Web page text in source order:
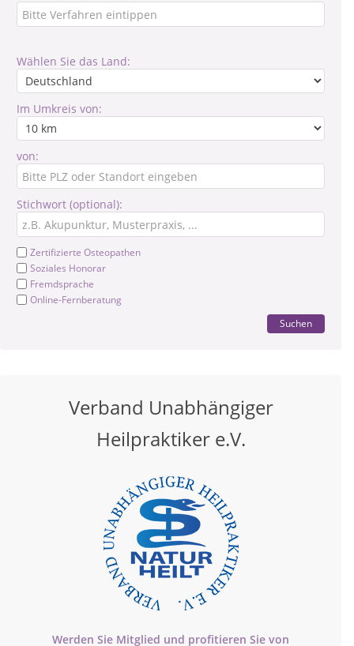
Wählen Sie das Land:
Im Umkreis von:
von:
Stichwort (optional):
Zertifizierte Osteopathen
Soziales Honorar
Fremdsprache
Online-Fernberatung
Suchen
Verband Unabhängiger
Heilpraktiker e.V.
Werden Sie Mitglied und profitieren Sie von